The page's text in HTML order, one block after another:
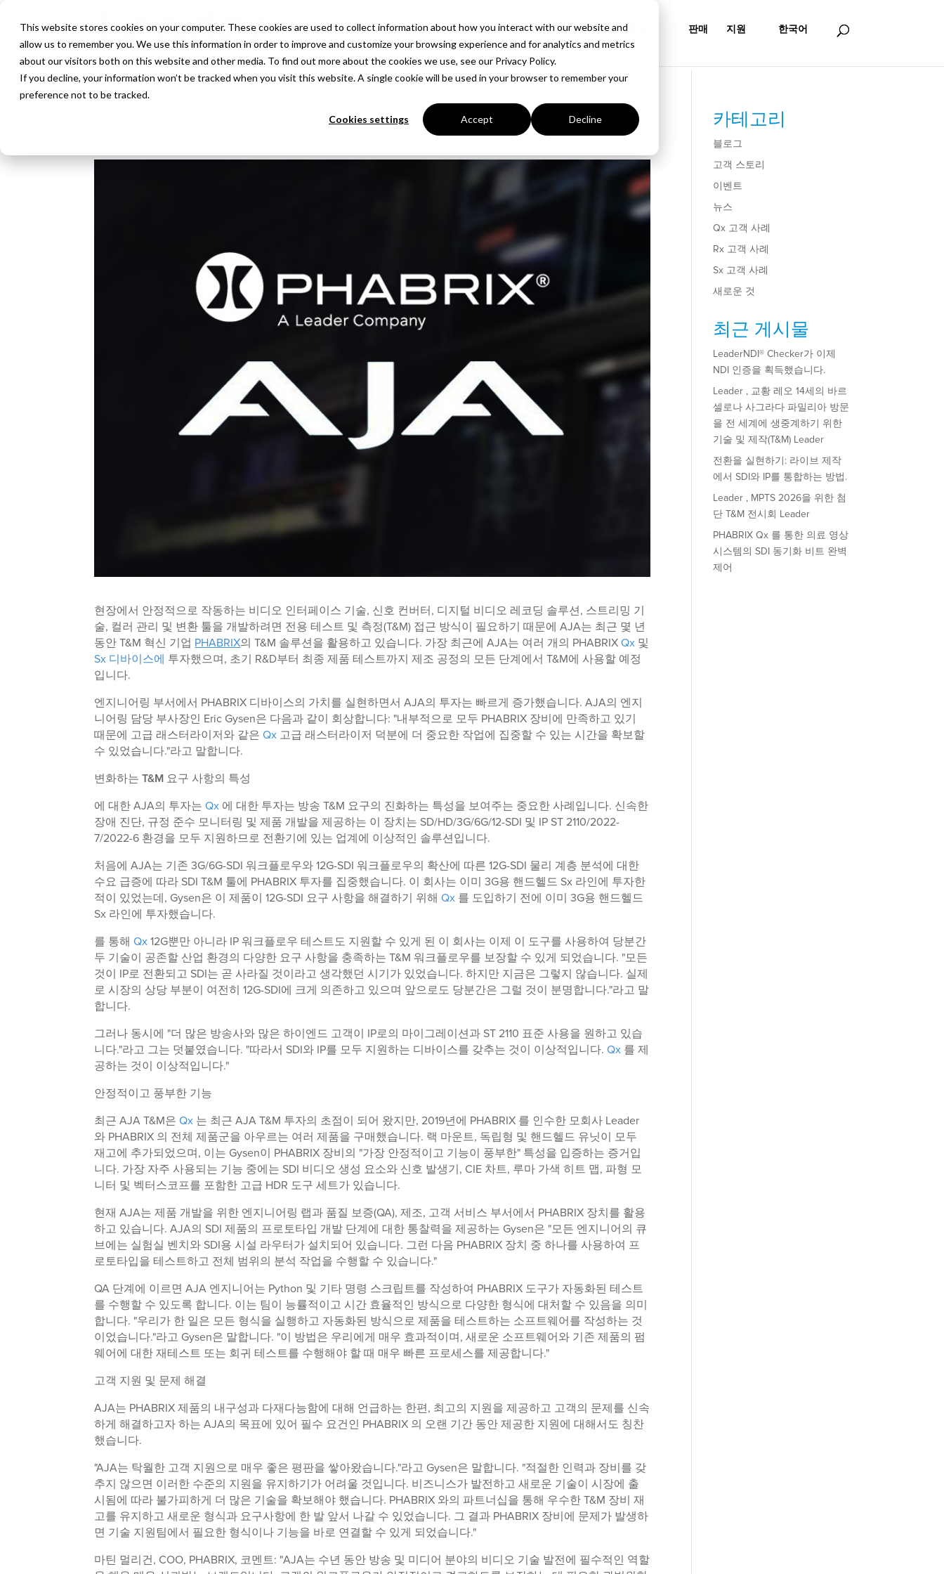
This website stores cookies on your computer. These cookies are used to collect information about how you interact with our website and
allow us to remember you. We use this information in order to improve and customize your browsing experience and for analytics and metrics
about our visitors both on this website and other media. To find out more about the cookies we use, see our Privacy Policy.
If you decline, your information won’t be tracked when you visit this website. A single cookie will be used in your browser to remember your
preference not to be tracked.
Cookies settings Accept Decline
제품 솔루션 회사 통찰력 판매 지원 한국어
AJA 비디오 시스템이 테스트 및 측정을 위해 PHABRIX 를
현장에서 안정적으로 작동하는 비디오 인터페이스 기술, 신호 컨버터, 디지털 비디오 레코딩 솔루션, 스트리밍 기
술, 컬러 관리 및 변환 툴을 개발하려면 전용 테스트 및 측정(T&M) 접근 방식이 필요하기 때문에 AJA는 최근 몇 년
동안 T&M 혁신 기업 PHABRIX의 T&M 솔루션을 활용하고 있습니다. 가장 최근에 AJA는 여러 개의 PHABRIXQx 및
Sx 디바이스에 투자했으며, 초기 R&D부터 최종 제품 테스트까지 제조 공정의 모든 단계에서 T&M에 사용할 예정
입니다.
엔지니어링 부서에서 PHABRIX 디바이스의 가치를 실현하면서 AJA의 투자는 빠르게 증가했습니다. AJA의 엔지
니어링 담당 부사장인 Eric Gysen은 다음과 같이 회상합니다: "내부적으로 모두 PHABRIX 장비에 만족하고 있기
때문에 고급 래스터라이저와 같은Qx 고급 래스터라이저 덕분에 더 중요한 작업에 집중할 수 있는 시간을 확보할
수 있었습니다."라고 말합니다.
변화하는 T&M 요구 사항의 특성
에 대한 AJA의 투자는Qx 에 대한 투자는 방송 T&M 요구의 진화하는 특성을 보여주는 중요한 사례입니다. 신속한
장애 진단, 규정 준수 모니터링 및 제품 개발을 제공하는 이 장치는 SD/HD/3G/6G/12-SDI 및 IP ST 2110/2022-
7/2022-6 환경을 모두 지원하므로 전환기에 있는 업계에 이상적인 솔루션입니다.
처음에 AJA는 기존 3G/6G-SDI 워크플로우와 12G-SDI 워크플로우의 확산에 따른 12G-SDI 물리 계층 분석에 대한
수요 급증에 따라 SDI T&M 툴에 PHABRIX 투자를 집중했습니다. 이 회사는 이미 3G용 핸드헬드 Sx 라인에 투자한
적이 있었는데, Gysen은 이 제품이 12G-SDI 요구 사항을 해결하기 위해Qx 를 도입하기 전에 이미 3G용 핸드헬드
Sx 라인에 투자했습니다.
를 통해Qx 12G뿐만 아니라 IP 워크플로우 테스트도 지원할 수 있게 된 이 회사는 이제 이 도구를 사용하여 당분간
두 기술이 공존할 산업 환경의 다양한 요구 사항을 충족하는 T&M 워크플로우를 보장할 수 있게 되었습니다. "모든
것이 IP로 전환되고 SDI는 곧 사라질 것이라고 생각했던 시기가 있었습니다. 하지만 지금은 그렇지 않습니다. 실제
로 시장의 상당 부분이 여전히 12G-SDI에 크게 의존하고 있으며 앞으로도 당분간은 그럴 것이 분명합니다."라고 말
합니다.
그러나 동시에 "더 많은 방송사와 많은 하이엔드 고객이 IP로의 마이그레이션과 ST 2110 표준 사용을 원하고 있습
니다."라고 그는 덧붙였습니다. "따라서 SDI와 IP를 모두 지원하는 디바이스를 갖추는 것이 이상적입니다.Qx 를 제
공하는 것이 이상적입니다."
안정적이고 풍부한 기능
최근 AJA T&M은Qx 는 최근 AJA T&M 투자의 초점이 되어 왔지만, 2019년에 PHABRIX 를 인수한 모회사 Leader
와 PHABRIX 의 전체 제품군을 아우르는 여러 제품을 구매했습니다. 랙 마운트, 독립형 및 핸드헬드 유닛이 모두
재고에 추가되었으며, 이는 Gysen이 PHABRIX 장비의 "가장 안정적이고 기능이 풍부한" 특성을 입증하는 증거입
니다. 가장 자주 사용되는 기능 중에는 SDI 비디오 생성 요소와 신호 발생기, CIE 차트, 루마 가색 히트 맵, 파형 모
니터 및 벡터스코프를 포함한 고급 HDR 도구 세트가 있습니다.
현재 AJA는 제품 개발을 위한 엔지니어링 랩과 품질 보증(QA), 제조, 고객 서비스 부서에서 PHABRIX 장치를 활용
하고 있습니다. AJA의 SDI 제품의 프로토타입 개발 단계에 대한 통찰력을 제공하는 Gysen은 "모든 엔지니어의 큐
브에는 실험실 벤치와 SDI용 시설 라우터가 설치되어 있습니다. 그런 다음 PHABRIX 장치 중 하나를 사용하여 프
로토타입을 테스트하고 전체 범위의 분석 작업을 수행할 수 있습니다."
QA 단계에 이르면 AJA 엔지니어는 Python 및 기타 명령 스크립트를 작성하여 PHABRIX 도구가 자동화된 테스트
를 수행할 수 있도록 합니다. 이는 팀이 능률적이고 시간 효율적인 방식으로 다양한 형식에 대처할 수 있음을 의미
합니다. "우리가 한 일은 모든 형식을 실행하고 자동화된 방식으로 제품을 테스트하는 소프트웨어를 작성하는 것
이었습니다."라고 Gysen은 말합니다. "이 방법은 우리에게 매우 효과적이며, 새로운 소프트웨어와 기존 제품의 펌
웨어에 대한 재테스트 또는 회귀 테스트를 수행해야 할 때 매우 빠른 프로세스를 제공합니다."
고객 지원 및 문제 해결
AJA는 PHABRIX 제품의 내구성과 다재다능함에 대해 언급하는 한편, 최고의 지원을 제공하고 고객의 문제를 신속
하게 해결하고자 하는 AJA의 목표에 있어 필수 요건인 PHABRIX 의 오랜 기간 동안 제공한 지원에 대해서도 칭찬
했습니다.
"AJA는 탁월한 고객 지원으로 매우 좋은 평판을 쌓아왔습니다."라고 Gysen은 말합니다. "적절한 인력과 장비를 갖
추지 않으면 이러한 수준의 지원을 유지하기가 어려울 것입니다. 비즈니스가 발전하고 새로운 기술이 시장에 출
시됨에 따라 불가피하게 더 많은 기술을 확보해야 했습니다. PHABRIX 와의 파트너십을 통해 우수한 T&M 장비 재
고를 유지하고 새로운 형식과 요구사항에 한 발 앞서 나갈 수 있었습니다. 그 결과 PHABRIX 장비에 문제가 발생하
면 기술 지원팀에서 필요한 형식이나 기능을 바로 연결할 수 있게 되었습니다."
마틴 멀리건, COO, PHABRIX, 코멘트: "AJA는 수년 동안 방송 및 미디어 분야의 비디오 기술 발전에 필수적인 역할
카테고리
블로그
고객 스토리
이벤트
뉴스
Qx 고객 사례
Rx 고객 사례
Sx 고객 사례
새로운 것
최근 게시물
LeaderNDI® Checker가 이제
NDI 인증을 획득했습니다.
Leader , 교황 레오 14세의 바르
셀로나 사그라다 파밀리아 방문
을 전 세계에 생중계하기 위한
기술 및 제작(T&M) Leader
전환을 실현하기: 라이브 제작
에서 SDI와 IP를 통합하는 방법.
Leader , MPTS 2026을 위한 첨
단 T&M 전시회 Leader
PHABRIX Qx 를 통한 의료 영상
시스템의 SDI 동기화 비트 완벽
제어